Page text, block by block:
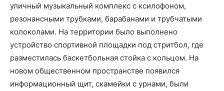
уличный музыкальный комплекс с ксилофоном,
резонансными трубками, барабанами и трубчатыми
колоколами. На территории было выполнено
устройство спортивной площадки под стритбол, где
разместилась баскетбольная стойка с кольцом. На
новом общественном пространстве появился
информационный щит, скамейки с урнами, были